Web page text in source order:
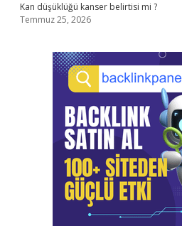
Kan düşüklüğü kanser belirtisi mi ?
Temmuz 25, 2026